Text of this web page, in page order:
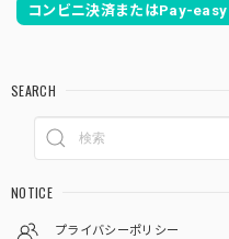
コンビニ決済またはPay-easy
SEARCH
NOTICE
プライバシーポリシー